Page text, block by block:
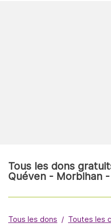
Tous les dons
Quéven - Morbihan
Tous les dons Toutes les